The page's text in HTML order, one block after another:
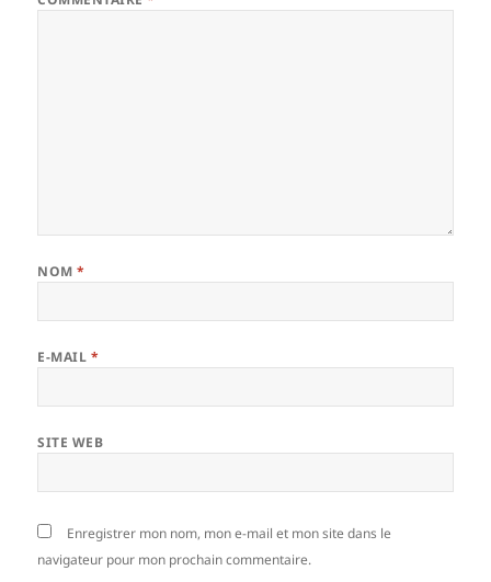
NOM*
E-MAIL *
SITE WEB
Enregistrer mon nom, mon e-mail et mon site dans le
navigateur pour mon prochain commentaire.